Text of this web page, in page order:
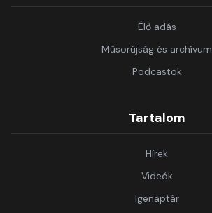
Élő adás
Műsorújság és archívum
Podcastok
Tartalom
Hírek
Videók
Igenaptár